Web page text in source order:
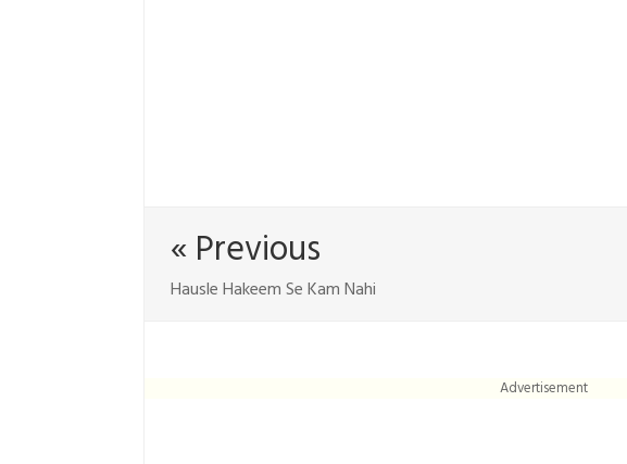
« Previous
Hausle Hakeem Se Kam Nahi
Advertisement